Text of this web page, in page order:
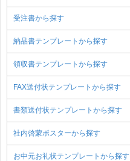
受注書から探す
納品書テンプレートから探す
領収書テンプレートから探す
FAX送付状テンプレートから探す
書類送付状テンプレートから探す
社内啓蒙ポスターから探す
お中元お礼状テンプレートから探す